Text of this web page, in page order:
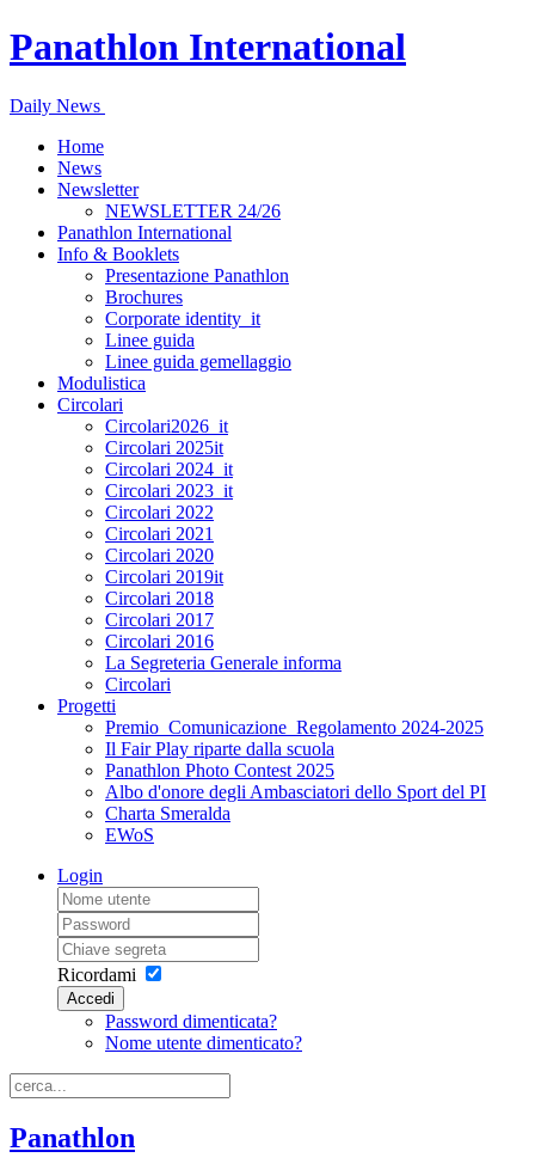
Panathlon International
Daily News
Home
News
Newsletter
NEWSLETTER 24/26
Panathlon International
Info & Booklets
Presentazione Panathlon
Brochures
Corporate identity_it
Linee guida
Linee guida gemellaggio
Modulistica
Circolari
Circolari2026_it
Circolari 2025it
Circolari 2024_it
Circolari 2023_it
Circolari 2022
Circolari 2021
Circolari 2020
Circolari 2019it
Circolari 2018
Circolari 2017
Circolari 2016
La Segreteria Generale informa
Circolari
Progetti
Premio_Comunicazione_Regolamento 2024-2025
Il Fair Play riparte dalla scuola
Panathlon Photo Contest 2025
Albo d'onore degli Ambasciatori dello Sport del PI
Charta Smeralda
EWoS
Login
Ricordami
Accedi
Password dimenticata?
Nome utente dimenticato?
Panathlon